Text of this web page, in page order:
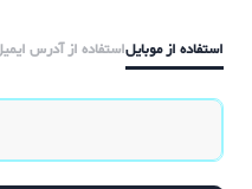
استفاده از موبایلاستفاده از آدرس